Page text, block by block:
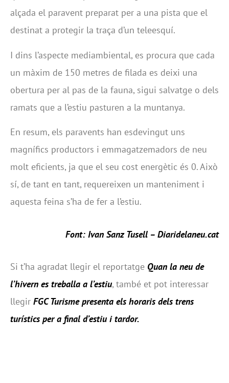
alçada el paravent preparat per a una pista que el
destinat a protegir la traça d’un teleesquí.
I dins l’aspecte mediambiental, es procura que cada
un màxim de 150 metres de filada es deixi una
obertura per al pas de la fauna, sigui salvatge o dels
ramats que a l’estiu pasturen a la muntanya.
En resum, els paravents han esdevingut uns
magnífics productors i emmagatzemadors de neu
molt eficients, ja que el seu cost energètic és 0. Això
sí, de tant en tant, requereixen un manteniment i
aquesta feina s’ha de fer a l’estiu.
Font: Ivan Sanz Tusell – Diaridelaneu.cat
Si t’ha agradat llegir el reportatge Quan la neu de
l’hivern es treballa a l’estiu, també et pot interessar
llegir FGC Turisme presenta els horaris dels trens
turístics per a final d’estiu i tardor.